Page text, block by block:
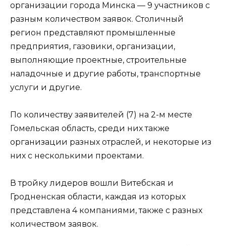
организации города Минска — 9 участников с
разным количеством заявок. Столичный
регион представляют промышленные
предприятия, газовики, организации,
выполняющие проектные, строительные
наладочные и другие работы, транспортные
услуги и другие.
По количеству заявителей (7) на 2-м месте
Гомельская область, среди них также
организации разных отраслей, и некоторые из
них с несколькими проектами.
В тройку лидеров вошли Витебская и
Гродненская области, каждая из которых
представлена 4 компаниями, также с разных
количеством заявок.